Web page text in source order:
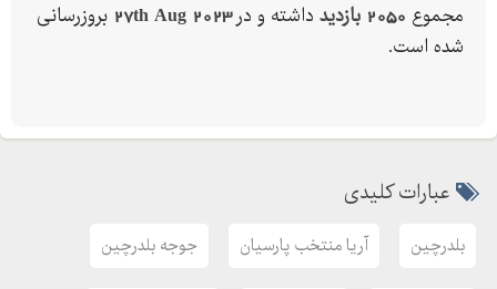
مجموع 2050 بازدید داشته و در27th Aug 2023 بروزرسانی
شده است.
عبارات کلیدی
بلدرچین آریا منتخب پارسیان جوجه بلدرچین